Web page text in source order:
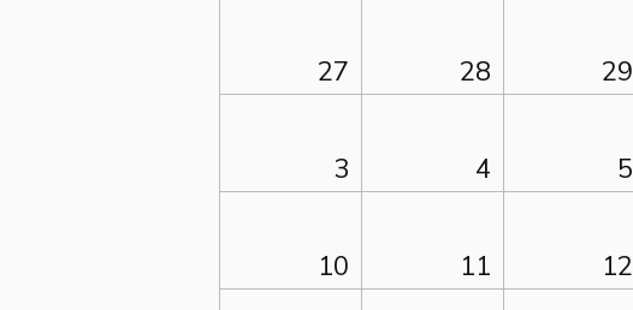
27 28 29
3 4 5
10 11 12